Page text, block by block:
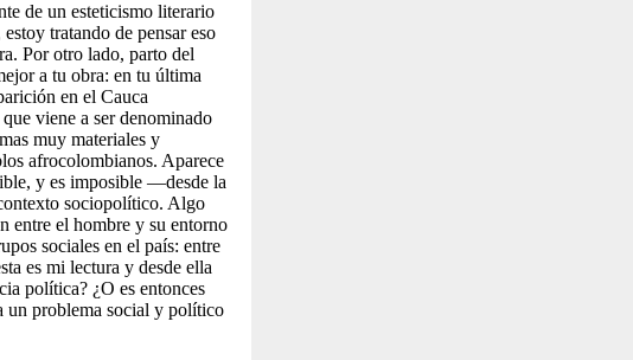
de un esteticismo literario
tratando de pensar eso
Por otro lado, parto del
a tu obra: en tu última
en el Cauca
viene a ser denominado
muy materiales y
afrocolombianos. Aparece
y es imposible —desde la
sociopolítico. Algo
entre el hombre y su entorno
sociales en el país: entre
es mi lectura y desde ella
política? ¿O es entonces
un problema social y político